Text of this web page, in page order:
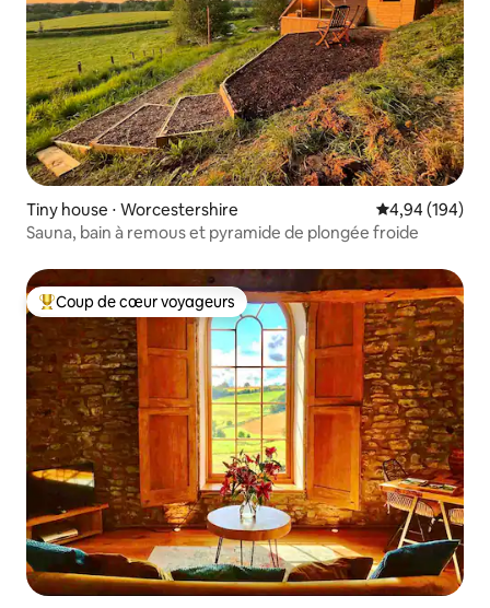
Tiny house ⋅ Worcestershire Évaluation
4,94 (194)
Sauna, bain à remous et pyramide de plongée froide
Coups de cœur voyageurs les plus appréciés
Coup de cœur voyageurs